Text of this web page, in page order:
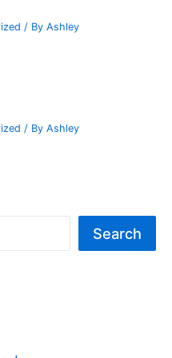
/ By Ashley
/ By Ashley
Search